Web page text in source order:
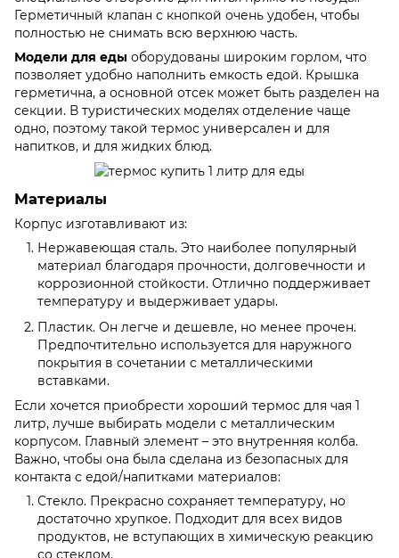
Герметичный клапан с кнопкой очень удобен, чтобы
полностью не снимать всю верхнюю часть.
Модели для еды оборудованы широким горлом, что
позволяет удобно наполнить емкость едой. Крышка
герметична, а основной отсек может быть разделен на
секции. В туристических моделях отделение чаще
одно, поэтому такой термос универсален и для
напитков, и для жидких блюд.
Материалы
Корпус изготавливают из:
Нержавеющая сталь. Это наиболее популярный
материал благодаря прочности, долговечности и
коррозионной стойкости. Отлично поддерживает
температуру и выдерживает удары.
Пластик. Он легче и дешевле, но менее прочен.
Предпочтительно используется для наружного
покрытия в сочетании с металлическими
вставками.
Если хочется приобрести хороший термос для чая 1
литр, лучше выбирать модели с металлическим
корпусом. Главный элемент – это внутренняя колба.
Важно, чтобы она была сделана из безопасных для
контакта с едой/напитками материалов:
Стекло. Прекрасно сохраняет температуру, но
достаточно хрупкое. Подходит для всех видов
продуктов, не вступающих в химическую реакцию
со стеклом.